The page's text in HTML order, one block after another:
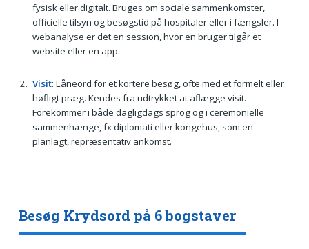
fysisk eller digitalt. Bruges om sociale sammenkomster,
officielle tilsyn og besøgstid på hospitaler eller i fængsler. I
webanalyse er det en session, hvor en bruger tilgår et
website eller en app.
Visit: Låneord for et kortere besøg, ofte med et formelt eller
høfligt præg. Kendes fra udtrykket at aflægge visit.
Forekommer i både dagligdags sprog og i ceremonielle
sammenhænge, fx diplomati eller kongehus, som en
planlagt, repræsentativ ankomst.
Besøg Krydsord på 6 bogstaver